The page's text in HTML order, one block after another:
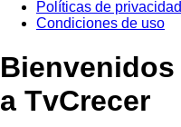
Políticas de privacidad
Condiciones de uso
Bienvenidos
a TvCrecer